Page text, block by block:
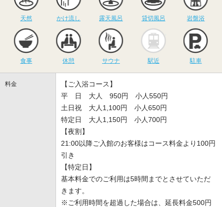
天然 かけ流し 露天風呂 貸切風呂 岩盤浴
食事 休憩
サウナ
サウナ 駅近 駐車
料金
【ご入浴コース】
平 日 大人 950円 小人550円
土日祝 大人1,100円 小人650円
特定日 大人1,150円 小人700円
【夜割】
21:00以降ご入館のお客様はコース料金より100円
引き
【特定日】
基本料金でのご利用は5時間までとさせていただ
きます。
※ご利用時間を超過した場合は、延長料金500円